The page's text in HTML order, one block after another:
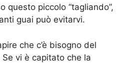
questo piccolo “tagliando”,
guai può evitarvi.
che c’è bisogno del
vi è capitato che la